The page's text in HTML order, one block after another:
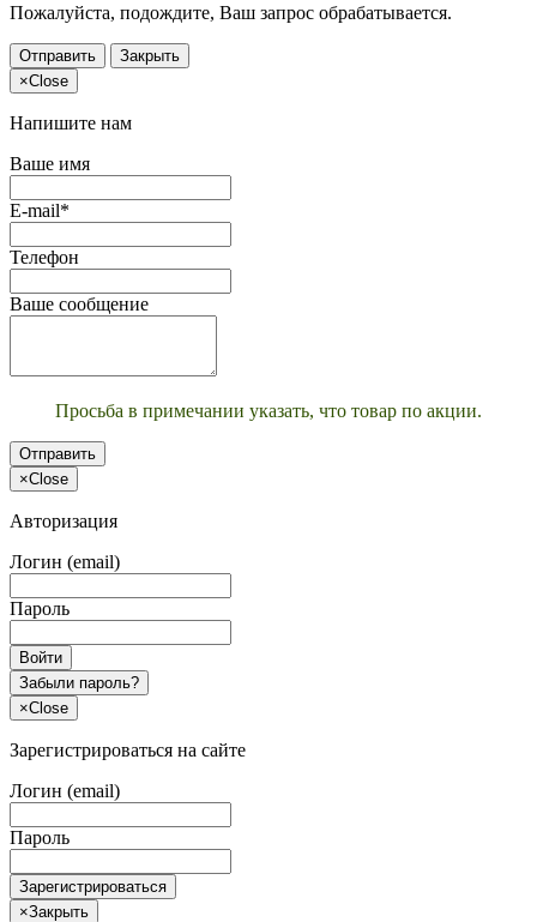
Пожалуйста, подождите, Ваш запрос обрабатывается.
Отправить
Закрыть
×Close
Напишите нам
Ваше имя
E-mail*
Телефон
Ваше сообщение
Просьба в примечании указать, что товар по акции.
Отправить
×Close
Авторизация
Логин (email)
Пароль
Войти
Забыли пароль?
×Close
Зарегистрироваться на сайте
Логин (email)
Пароль
Зарегистрироваться
×Закрыть